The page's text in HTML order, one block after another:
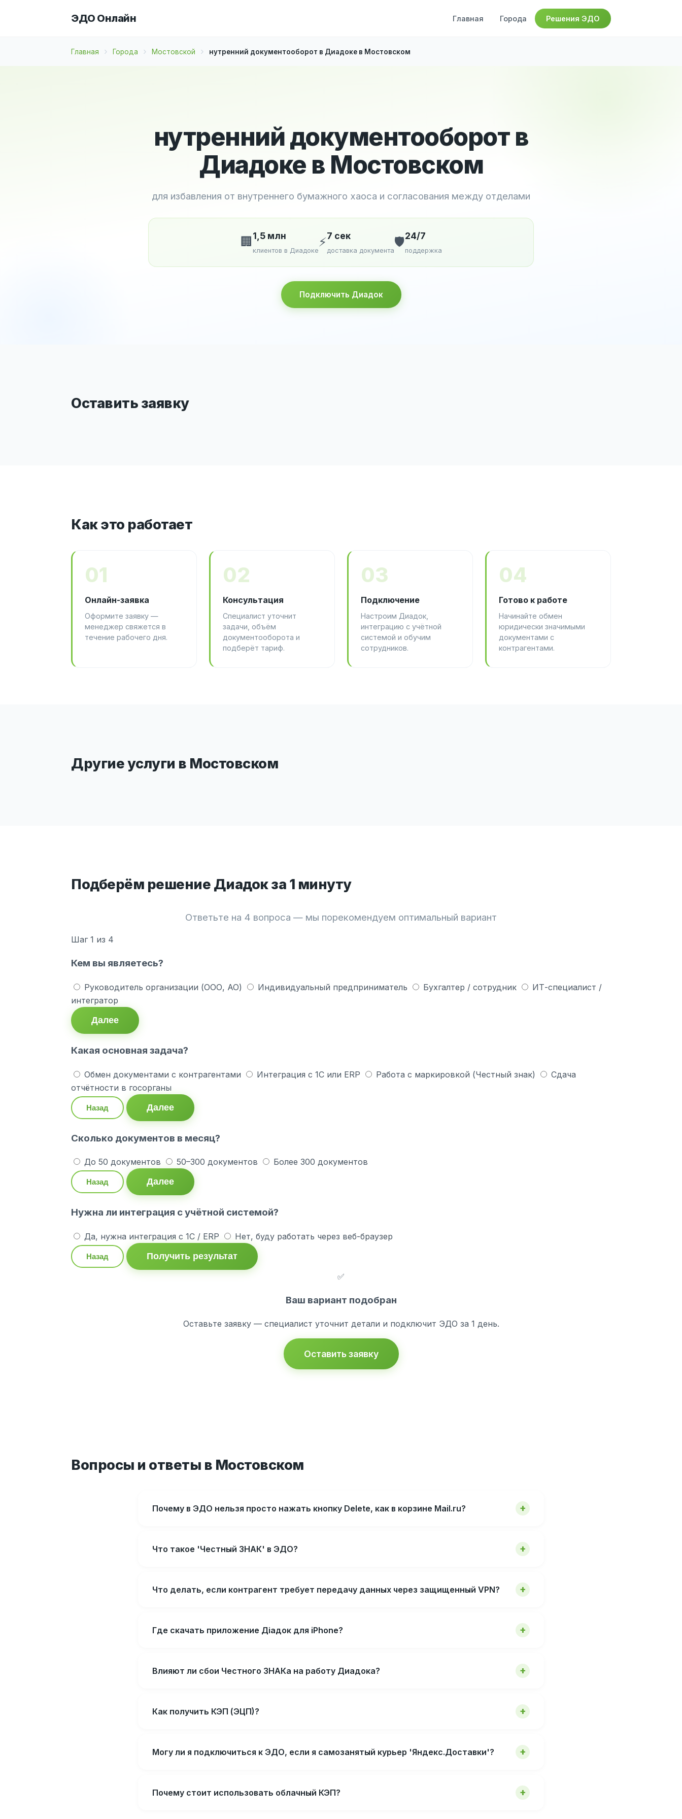
ЭДО Онлайн Главная Города Решения ЭДО
Главная Города Мостовской нутренний документооборот в Диадоке в Мостовском
нутренний документооборот в
Диадоке в Мостовском
для избавления от внутреннего бумажного хаоса и согласования между отделами
🏢 1,5 млн
клиентов в Диадоке
⚡7 сек
доставка документа
🛡️24/7
поддержка
Подключить Диадок
Оставить заявку
Как это работает
01
Онлайн-заявка
Оформите заявку —
менеджер свяжется в
течение рабочего дня.
02
Консультация
Специалист уточнит
задачи, объём
документооборота и
подберёт тариф.
03
Подключение
Настроим Диадок,
интеграцию с учётной
системой и обучим
сотрудников.
04
Готово к работе
Начинайте обмен
юридически значимыми
документами с
контрагентами.
Другие услуги в Мостовском
Подберём решение Диадок за 1 минуту
Ответьте на 4 вопроса — мы порекомендуем оптимальный вариант
Шаг 1 из 4
Кем вы являетесь?
Руководитель организации (ООО, АО) Индивидуальный предприниматель Бухгалтер / сотрудник
ИТ-специалист /
интегратор
Далее
Какая основная задача?
Обмен документами с контрагентами Интеграция с 1С или ERP Работа с маркировкой (Честный знак)
Сдача
отчётности в госорганы
Назад Далее
Сколько документов в месяц?
До 50 документов 50–300 документов Более 300 документов
Назад Далее
Нужна ли интеграция с учётной системой?
Да, нужна интеграция с 1С / ERP Нет, буду работать через веб-браузер
Назад
Получить результат
✅
Ваш вариант подобран
Оставьте заявку — специалист уточнит детали и подключит ЭДО за 1 день.
Оставить заявку
Вопросы и ответы в Мостовском
Почему в ЭДО нельзя просто нажать кнопку Delete, как в корзине Mail.ru?
Что такое 'Честный ЗНАК' в ЭДО?
Что делать, если контрагент требует передачу данных через защищенный VPN?
Где скачать приложение Діадок для iPhone?
Влияют ли сбои Честного ЗНАКа на работу Диадока?
Как получить КЭП (ЭЦП)?
Могу ли я подключиться к ЭДО, если я самозанятый курьер 'Яндекс.Доставки'?
Почему стоит использовать облачный КЭП?